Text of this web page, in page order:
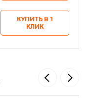
КУПИТЬ В 1
КЛИК